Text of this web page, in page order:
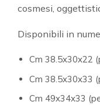
cosmesi,
Disponibili in
Cm 38.5x30x22
Cm 38.5x30x33
Cm 49x34x33